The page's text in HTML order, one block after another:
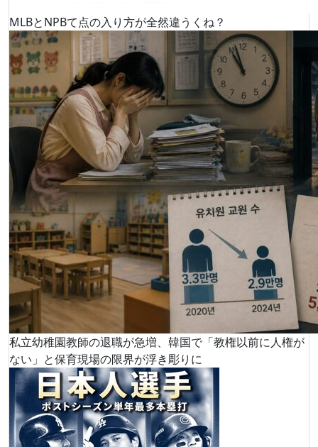
MLBとNPBて点の入り方が全然違うくね？
私立幼稚園教師の退職が急増、韓国で「教権以前に人権が
ない」と保育現場の限界が浮き彫りに